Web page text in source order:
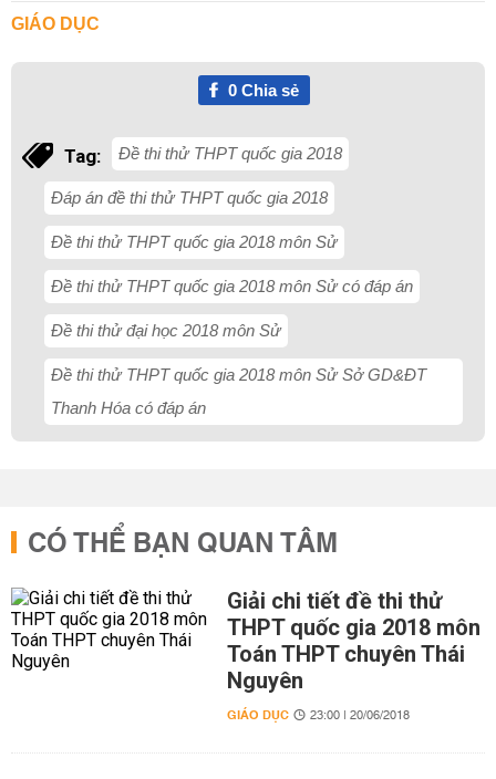
GIÁO DỤC
0Chia sẻ
Tag: Đề thi thử THPT quốc gia 2018
Đáp án đề thi thử THPT quốc gia 2018
Đề thi thử THPT quốc gia 2018 môn Sử
Đề thi thử THPT quốc gia 2018 môn Sử có đáp án
Đề thi thử đại học 2018 môn Sử
Đề thi thử THPT quốc gia 2018 môn Sử Sở GD&ĐT
Thanh Hóa có đáp án
CÓ THỂ BẠN QUAN TÂM
Giải chi tiết đề thi thử
THPT quốc gia 2018 môn
Toán THPT chuyên Thái
Nguyên
GIÁO DỤC 23:00 | 20/06/2018